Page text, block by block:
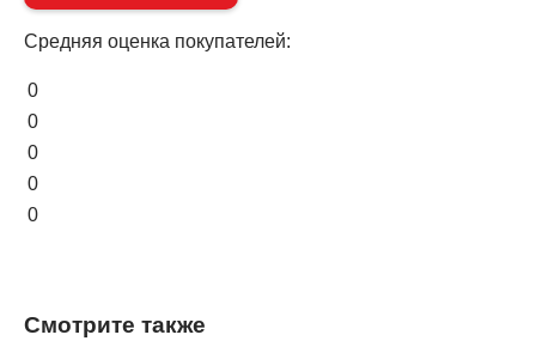
Средняя оценка покупателей:
0
0
0
0
0
Смотрите также